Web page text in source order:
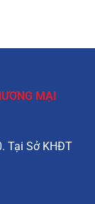
MẠI
Tại Sở KHĐT